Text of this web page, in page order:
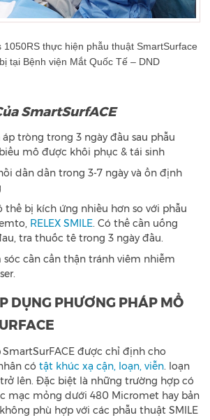
1050RS thực hiện phẫu thuật SmartSurface
tại Bệnh viện Mắt Quốc Tế – DND
SmartSurfACE
tròng trong 3 ngày đầu sau phẫu
mô được khôi phục & tái sinh
dần dần trong 3-7 ngày và ổn định
thể bị kích ứng nhiều hơn so với phẫu
RELEX SMILE. Có thể cần uống
tra thuốc tê trong 3 ngày đầu.
sóc cần cẩn thận tránh viêm nhiễm
DỤNG PHƯƠNG PHÁP MỔ
SmartSurFACE được chỉ định cho
có tật khúc xạ cận, loạn, viễn. loạn
lên. Đặc biệt là những trường hợp có
mạc mỏng dưới 480 Micromet hay bản
phù hợp với các phẫu thuật SMILE